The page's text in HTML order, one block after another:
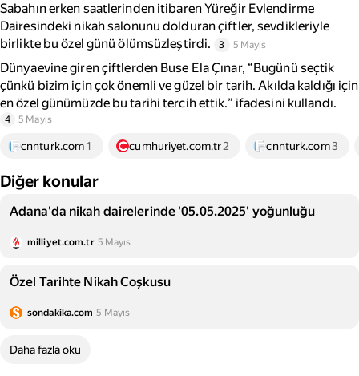
Sabahın erken saatlerinden itibaren Yüreğir Evlendirme
Dairesindeki nikah salonunu dolduran çiftler, sevdikleriyle
birlikte bu özel günü ölümsüzleştirdi.
3 5 Mayıs
Dünyaevine giren çiftlerden Buse Ela Çınar, “Bugünü seçtik
çünkü bizim için çok önemli ve güzel bir tarih. Akılda kaldığı için
en özel günümüzde bu tarihi tercih ettik.” ifadesini kullandı.
4 5 Mayıs
cnnturk.com1 cumhuriyet.com.tr2 cnnturk.com3
Diğer konular
Adana'da nikah dairelerinde '05.05.2025' yoğunluğu
milliyet.com.tr 5 Mayıs
Özel Tarihte Nikah Coşkusu
sondakika.com 5 Mayıs
Daha fazla oku